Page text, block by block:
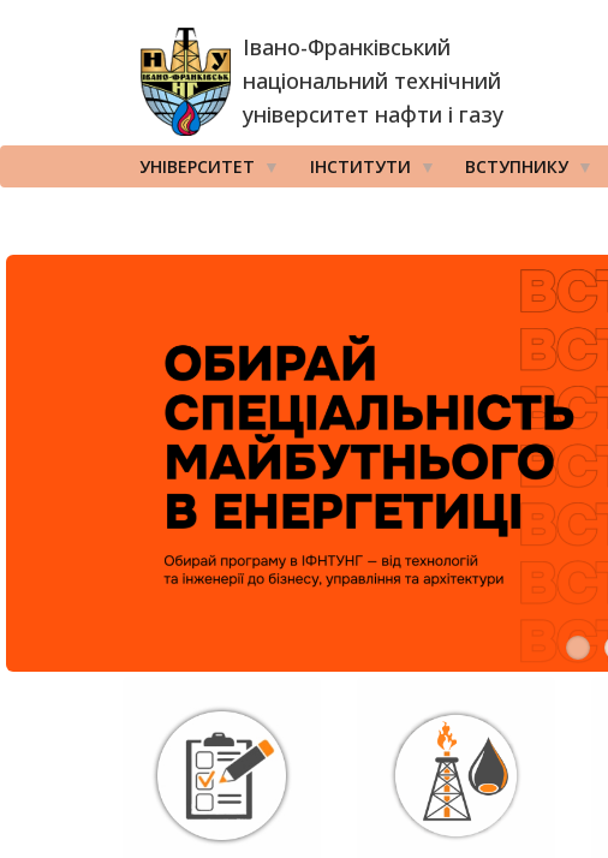
Івано-Франківський
національний технічний
університет нафти і газу
УНІВЕРСИТЕТ ІНСТИТУТИ ВСТУПНИКУ